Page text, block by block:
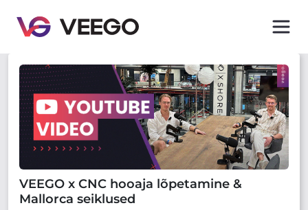
VEEGO x CNC hooaja lõpetamine &
Mallorca seiklused